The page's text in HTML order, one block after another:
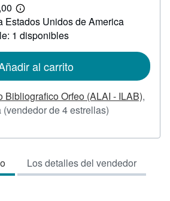
Más
información
sobre
las
envío
Estados Unidos de America
1 disponibles
al carrito
Bibliografico Orfeo (ALAI - ILAB),
(vendedor de 4 estrellas)
vendedor:
de
5
Los detalles del vendedor